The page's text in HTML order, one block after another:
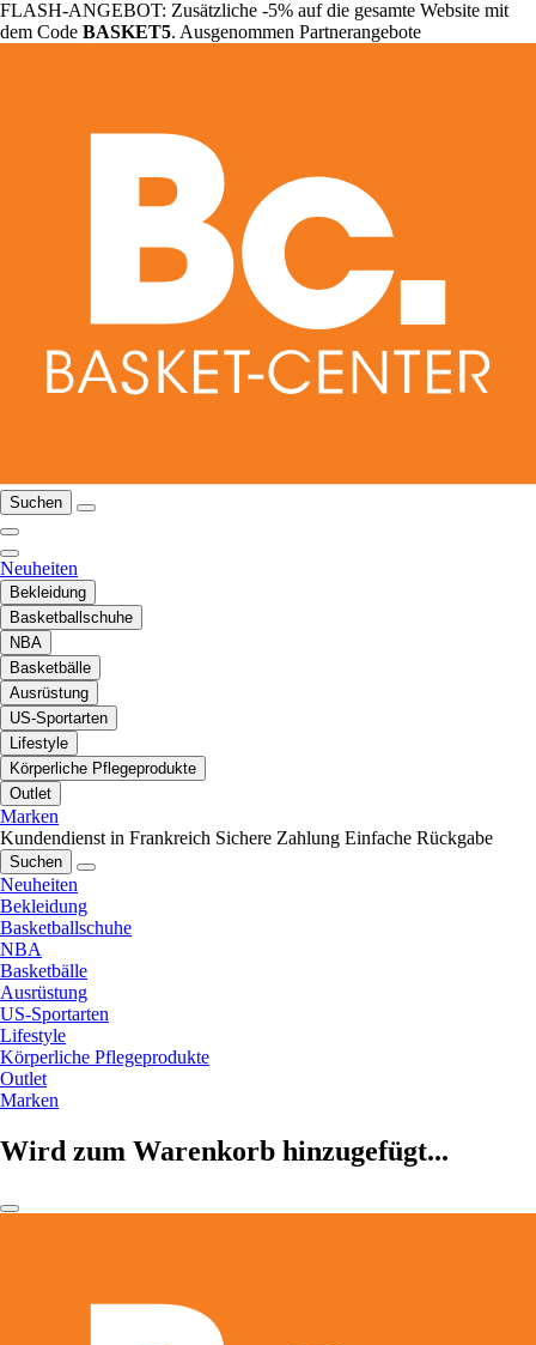
FLASH-ANGEBOT: Zusätzliche -5% auf die gesamte Website mit
dem Code BASKET5. Ausgenommen Partnerangebote
Suchen
Neuheiten
Bekleidung
Basketballschuhe
NBA
Basketbälle
Ausrüstung
US-Sportarten
Lifestyle
Körperliche Pflegeprodukte
Outlet
Marken
Kundendienst in Frankreich Sichere Zahlung Einfache Rückgabe
Suchen
Neuheiten
Bekleidung
Basketballschuhe
NBA
Basketbälle
Ausrüstung
US-Sportarten
Lifestyle
Körperliche Pflegeprodukte
Outlet
Marken
Wird zum Warenkorb hinzugefügt...